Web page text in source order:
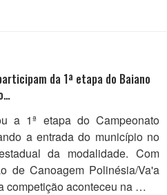
da 1ª etapa do Baiano
a 1ª etapa do Campeonato
a entrada do município no
da modalidade. Com
de Canoagem Polinésia/Va'a
competição aconteceu na …